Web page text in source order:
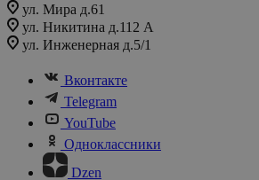
ул. Мира д.61
ул. Никитина д.112 А
ул. Инженерная д.5/1
Вконтакте
Telegram
YouTube
Одноклассники
Dzen